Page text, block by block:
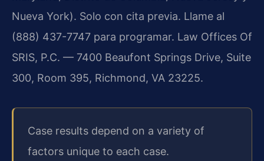
Nueva York). Solo con cita previa. Llame al
(888) 437-7747 para programar. Law Offices Of
SRIS, P.C. — 7400 Beaufont Springs Drive, Suite
300, Room 395, Richmond, VA 23225.
Case results depend on a variety of
factors unique to each case.